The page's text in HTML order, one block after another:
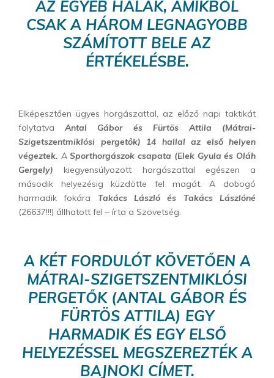
AZ EGYÉB HALAK, AMIKBŐL
CSAK A HÁROM LEGNAGYOBB
SZÁMÍTOTT BELE AZ
ÉRTÉKELÉSBE.
Elképesztően ügyes horgászattal, az előző napi taktikát
folytatvaAntal Gábor és Fürtös Attila (Mátrai-
Szigetszentmiklósi pergetők) 14 hallal az első helyen
végeztek. ASporthorgászok csapata (Elek Gyula és Oláh
Gergely)
kiegyensúlyozott horgászattal egészen a
második helyezésig küzdötte fel magát. A dobogó
harmadik fokára Takács László és Takács Lászlóné
(26637!!!) állhatott fel – írta a Szövetség.
A KÉT FORDULÓT KÖVETŐEN A
MÁTRAI-SZIGETSZENTMIKLÓSI
PERGETŐK (ANTAL GÁBOR ÉS
FÜRTÖS ATTILA) EGY
HARMADIK ÉS EGY ELSŐ
HELYEZÉSSEL MEGSZEREZTÉK A
BAJNOKI CÍMET.